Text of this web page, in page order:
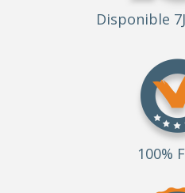
Disponible
100%